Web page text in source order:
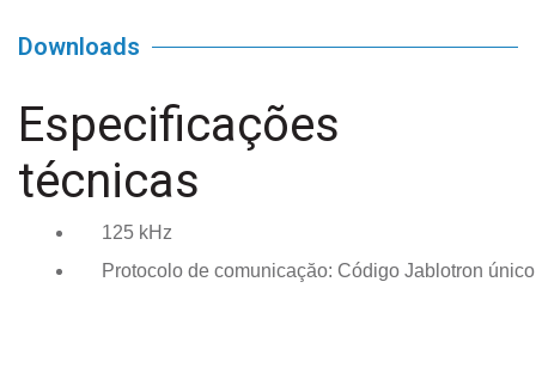
Downloads
Especificações
técnicas
125 kHz
Protocolo de comunicaçăo: Código Jablotron único